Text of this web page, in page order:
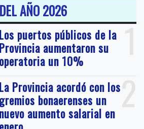
AÑO 2026
1
Los puertos públicos de la
Provincia aumentaron su
operatoria un 10%
2
La Provincia acordó con los
gremios bonaerenses un
nuevo aumento salarial en